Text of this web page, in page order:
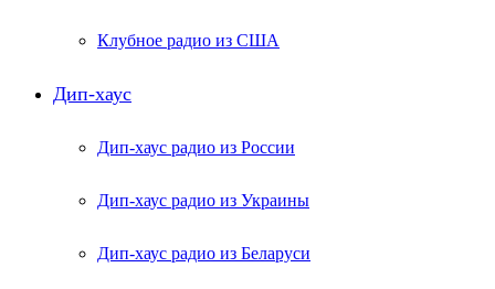
Клубное радио из США
Дип-хаус
Дип-хаус радио из России
Дип-хаус радио из Украины
Дип-хаус радио из Беларуси